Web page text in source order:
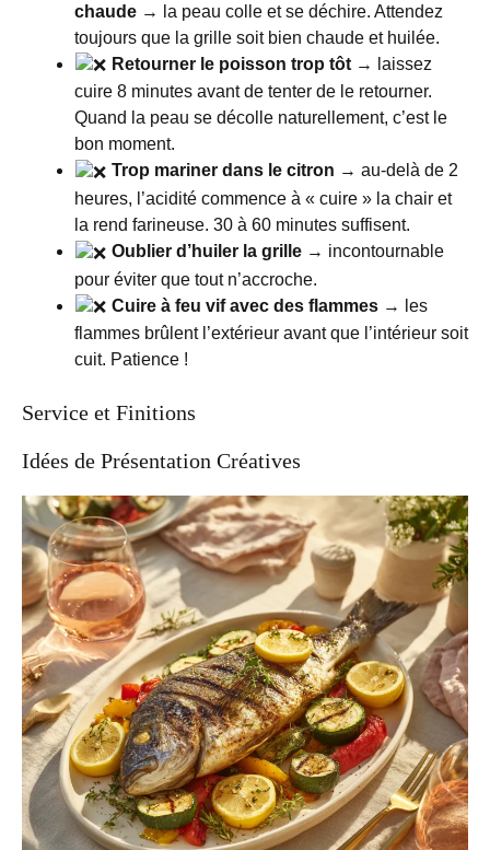
chaude → la peau colle et se déchire. Attendez
toujours que la grille soit bien chaude et huilée.
Retourner le poisson trop tôt → laissez
cuire 8 minutes avant de tenter de le retourner.
Quand la peau se décolle naturellement, c’est le
bon moment.
Trop mariner dans le citron → au-delà de 2
heures, l’acidité commence à « cuire » la chair et
la rend farineuse. 30 à 60 minutes suffisent.
Oublier d’huiler la grille → incontournable
pour éviter que tout n’accroche.
Cuire à feu vif avec des flammes → les
flammes brûlent l’extérieur avant que l’intérieur soit
cuit. Patience !
Service et Finitions
Idées de Présentation Créatives